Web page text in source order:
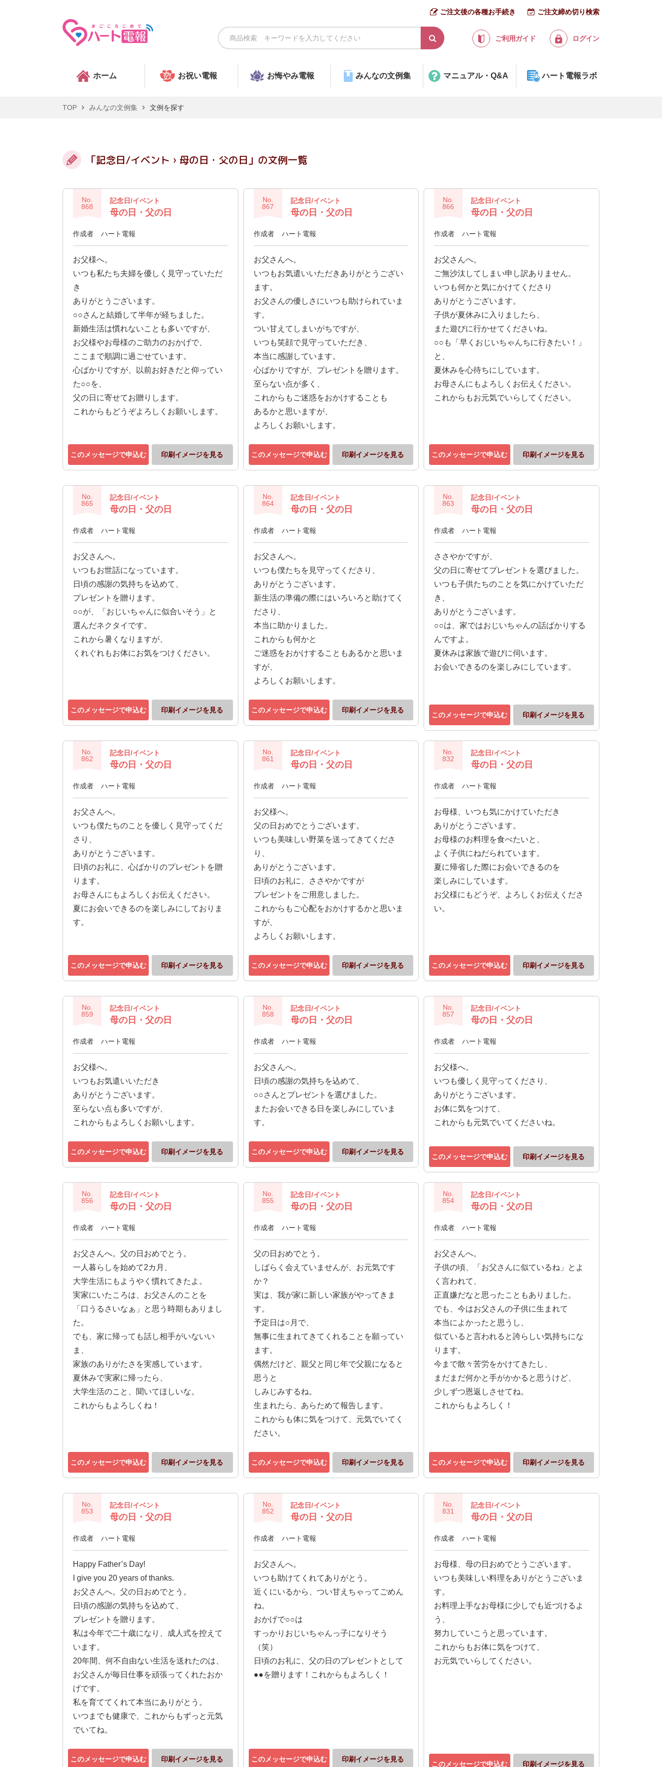
ご注文後の各種お手続き ご注文締め切り検索
ご利用ガイド ログイン
ホーム お祝い電報 お悔やみ電報 みんなの文例集 マニュアル・Q&A ハート電報ラボ
TOP みんなの文例集 文例を探す
「記念日/イベント › 母の日・父の日」の文例一覧
No.
868
記念日/イベント
母の日・父の日
作成者 ハート電報
お父様へ。
いつも私たち夫婦を優しく見守っていただ
き
ありがとうございます。
○○さんと結婚して半年が経ちました。
新婚生活は慣れないことも多いですが、
お父様やお母様のご助力のおかげで、
ここまで順調に過ごせています。
心ばかりですが、以前お好きだと仰ってい
た○○を、
父の日に寄せてお贈りします。
これからもどうぞよろしくお願いします。
このメッセージで申込む 印刷イメージを見る
No.
867
記念日/イベント
母の日・父の日
作成者 ハート電報
お父さんへ。
いつもお気遣いいただきありがとうござい
ます。
お父さんの優しさにいつも助けられていま
す。
つい甘えてしまいがちですが、
いつも笑顔で見守っていただき、
本当に感謝しています。
心ばかりですが、プレゼントを贈ります。
至らない点が多く、
これからもご迷惑をおかけすることも
あるかと思いますが、
よろしくお願いします。
このメッセージで申込む 印刷イメージを見る
No.
866
記念日/イベント
母の日・父の日
作成者 ハート電報
お父さんへ。
ご無沙汰してしまい申し訳ありません。
いつも何かと気にかけてくださり
ありがとうございます。
子供が夏休みに入りましたら、
また遊びに行かせてくださいね。
○○も「早くおじいちゃんちに行きたい！」
と、
夏休みを心待ちにしています。
お母さんにもよろしくお伝えください。
これからもお元気でいらしてください。
このメッセージで申込む 印刷イメージを見る
No.
865
記念日/イベント
母の日・父の日
作成者 ハート電報
お父さんへ。
いつもお世話になっています。
日頃の感謝の気持ちを込めて、
プレゼントを贈ります。
○○が、「おじいちゃんに似合いそう」と
選んだネクタイです。
これから暑くなりますが、
くれぐれもお体にお気をつけください。
このメッセージで申込む 印刷イメージを見る
No.
864
記念日/イベント
母の日・父の日
作成者 ハート電報
お父さんへ。
いつも僕たちを見守ってくださり、
ありがとうございます。
新生活の準備の際にはいろいろと助けてく
ださり、
本当に助かりました。
これからも何かと
ご迷惑をおかけすることもあるかと思いま
すが、
よろしくお願いします。
このメッセージで申込む 印刷イメージを見る
No.
863
記念日/イベント
母の日・父の日
作成者 ハート電報
ささやかですが、
父の日に寄せてプレゼントを選びました。
いつも子供たちのことを気にかけていただ
き、
ありがとうございます。
○○は、家ではおじいちゃんの話ばかりする
んですよ。
夏休みは家族で遊びに伺います。
お会いできるのを楽しみにしています。
このメッセージで申込む 印刷イメージを見る
No.
862
記念日/イベント
母の日・父の日
作成者 ハート電報
お父さんへ。
いつも僕たちのことを優しく見守ってくだ
さり、
ありがとうございます。
日頃のお礼に、心ばかりのプレゼントを贈
ります。
お母さんにもよろしくお伝えください。
夏にお会いできるのを楽しみにしておりま
す。
このメッセージで申込む 印刷イメージを見る
No.
861
記念日/イベント
母の日・父の日
作成者 ハート電報
お父様へ。
父の日おめでとうございます。
いつも美味しい野菜を送ってきてくださ
り、
ありがとうございます。
日頃のお礼に、ささやかですが
プレゼントをご用意しました。
これからもご心配をおかけするかと思いま
すが、
よろしくお願いします。
このメッセージで申込む 印刷イメージを見る
No.
832
記念日/イベント
母の日・父の日
作成者 ハート電報
お母様、いつも気にかけていただき
ありがとうございます。
お母様のお料理を食べたいと、
よく子供にねだられています。
夏に帰省した際にお会いできるのを
楽しみにしています。
お父様にもどうぞ、よろしくお伝えくださ
い。
このメッセージで申込む 印刷イメージを見る
No.
859
記念日/イベント
母の日・父の日
作成者 ハート電報
お父様へ。
いつもお気遣いいただき
ありがとうございます。
至らない点も多いですが、
これからもよろしくお願いします。
このメッセージで申込む 印刷イメージを見る
No.
858
記念日/イベント
母の日・父の日
作成者 ハート電報
お父さんへ。
日頃の感謝の気持ちを込めて、
○○さんとプレゼントを選びました。
またお会いできる日を楽しみにしていま
す。
このメッセージで申込む 印刷イメージを見る
No.
857
記念日/イベント
母の日・父の日
作成者 ハート電報
お父様へ。
いつも優しく見守ってくださり、
ありがとうございます。
お体に気をつけて、
これからも元気でいてくださいね。
このメッセージで申込む 印刷イメージを見る
No.
856
記念日/イベント
母の日・父の日
作成者 ハート電報
お父さんへ。父の日おめでとう。
一人暮らしを始めて2カ月、
大学生活にもようやく慣れてきたよ。
実家にいたころは、お父さんのことを
「口うるさいなぁ」と思う時期もありまし
た。
でも、家に帰っても話し相手がいないい
ま、
家族のありがたさを実感しています。
夏休みで実家に帰ったら、
大学生活のこと、聞いてほしいな。
これからもよろしくね！
このメッセージで申込む 印刷イメージを見る
No.
855
記念日/イベント
母の日・父の日
作成者 ハート電報
父の日おめでとう。
しばらく会えていませんが、お元気です
か？
実は、我が家に新しい家族がやってきま
す。
予定日は○月で、
無事に生まれてきてくれることを願ってい
ます。
偶然だけど、親父と同じ年で父親になると
思うと
しみじみするね。
生まれたら、あらためて報告します。
これからも体に気をつけて、元気でいてく
ださい。
このメッセージで申込む 印刷イメージを見る
No.
854
記念日/イベント
母の日・父の日
作成者 ハート電報
お父さんへ。
子供の頃、「お父さんに似ているね」とよ
く言われて、
正直嫌だなと思ったこともありました。
でも、今はお父さんの子供に生まれて
本当によかったと思うし、
似ていると言われると誇らしい気持ちにな
ります。
今まで散々苦労をかけてきたし、
まだまだ何かと手がかかると思うけど、
少しずつ恩返しさせてね。
これからもよろしく！
このメッセージで申込む 印刷イメージを見る
No.
853
記念日/イベント
母の日・父の日
作成者 ハート電報
Happy Father’s Day!
I give you 20 years of thanks.
お父さんへ。父の日おめでとう。
日頃の感謝の気持ちを込めて、
プレゼントを贈ります。
私は今年で二十歳になり、成人式を控えて
います。
20年間、何不自由ない生活を送れたのは、
お父さんが毎日仕事を頑張ってくれたおか
げです。
私を育ててくれて本当にありがとう。
いつまでも健康で、これからもずっと元気
でいてね。
このメッセージで申込む 印刷イメージを見る
No.
852
記念日/イベント
母の日・父の日
作成者 ハート電報
お父さんへ。
いつも助けてくれてありがとう。
近くにいるから、つい甘えちゃってごめん
ね。
おかげで○○は
すっかりおじいちゃんっ子になりそう
（笑）
日頃のお礼に、父の日のプレゼントとして
●●を贈ります！これからもよろしく！
このメッセージで申込む 印刷イメージを見る
No.
831
記念日/イベント
母の日・父の日
作成者 ハート電報
お母様、母の日おめでとうございます。
いつも美味しい料理をありがとうございま
す。
お料理上手なお母様に少しでも近づけるよ
う、
努力していこうと思っています。
これからもお体に気をつけて、
お元気でいらしてください。
このメッセージで申込む 印刷イメージを見る